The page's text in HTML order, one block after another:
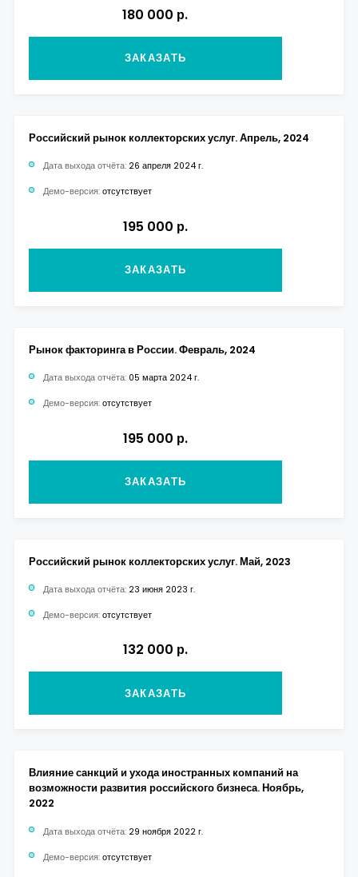
180 000 р.
ЗАКАЗАТЬ
Российский рынок коллекторских услуг. Апрель, 2024
Дата выхода отчёта: 26 апреля 2024 г.
Демо-версия: отсутствует
195 000 р.
ЗАКАЗАТЬ
Рынок факторинга в России. Февраль, 2024
Дата выхода отчёта: 05 марта 2024 г.
Демо-версия: отсутствует
195 000 р.
ЗАКАЗАТЬ
Российский рынок коллекторских услуг. Май, 2023
Дата выхода отчёта: 23 июня 2023 г.
Демо-версия: отсутствует
132 000 р.
ЗАКАЗАТЬ
Влияние санкций и ухода иностранных компаний на
возможности развития российского бизнеса. Ноябрь,
2022
Дата выхода отчёта: 29 ноября 2022 г.
Демо-версия: отсутствует